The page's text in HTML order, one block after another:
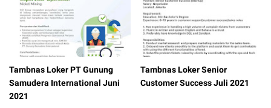
Tambnas Loker PT Gunung
Samudera International Juni
2021
Tambnas Loker Senior
Customer Success Juli 2021